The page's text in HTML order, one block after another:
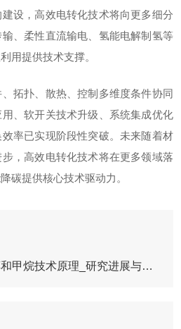
设，高效电转化技术将向更多细分
、柔性直流输电、氢能电解制氢等
用提供技术支撑。
拓扑、散热、控制多维度条件协同
、软开关技术升级、系统集成优化
率已实现阶段性突破。未来随着材
，高效电转化技术将在更多领域落
碳提供核心技术驱动力。
介质阻挡放电转化甲醇和甲烷技术原理_研究进展与应用前景